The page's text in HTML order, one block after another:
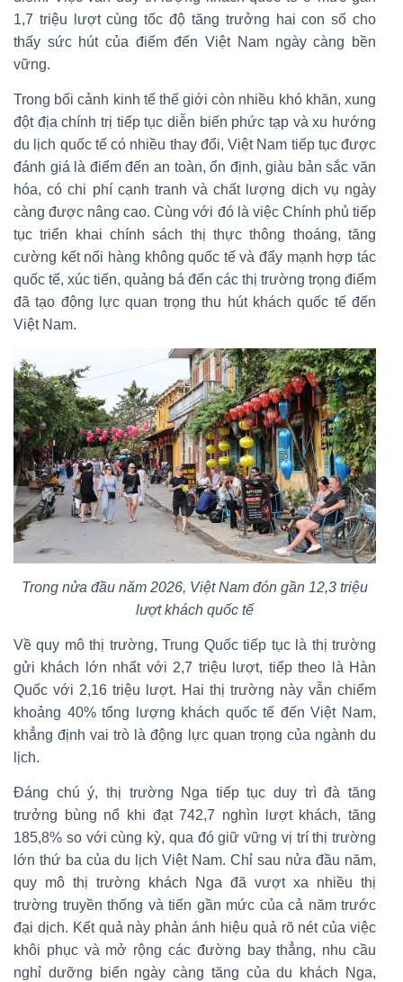
1,7 triệu lượt cùng tốc độ tăng trưởng hai con số cho
thấy sức hút của điểm đến Việt Nam ngày càng bền
vững.
Trong bối cảnh kinh tế thế giới còn nhiều khó khăn, xung
đột địa chính trị tiếp tục diễn biến phức tạp và xu hướng
du lịch quốc tế có nhiều thay đổi, Việt Nam tiếp tục được
đánh giá là điểm đến an toàn, ổn định, giàu bản sắc văn
hóa, có chi phí cạnh tranh và chất lượng dịch vụ ngày
càng được nâng cao. Cùng với đó là việc Chính phủ tiếp
tục triển khai chính sách thị thực thông thoáng, tăng
cường kết nối hàng không quốc tế và đẩy mạnh hợp tác
quốc tế, xúc tiến, quảng bá đến các thị trường trọng điểm
đã tạo động lực quan trọng thu hút khách quốc tế đến
Việt Nam.
Trong nửa đầu năm 2026, Việt Nam đón gần 12,3 triệu
lượt khách quốc tế
Về quy mô thị trường, Trung Quốc tiếp tục là thị trường
gửi khách lớn nhất với 2,7 triệu lượt, tiếp theo là Hàn
Quốc với 2,16 triệu lượt. Hai thị trường này vẫn chiếm
khoảng 40% tổng lượng khách quốc tế đến Việt Nam,
khẳng định vai trò là động lực quan trọng của ngành du
lịch.
Đáng chú ý, thị trường Nga tiếp tục duy trì đà tăng
trưởng bùng nổ khi đạt 742,7 nghìn lượt khách, tăng
185,8% so với cùng kỳ, qua đó giữ vững vị trí thị trường
lớn thứ ba của du lịch Việt Nam. Chỉ sau nửa đầu năm,
quy mô thị trường khách Nga đã vượt xa nhiều thị
trường truyền thống và tiến gần mức của cả năm trước
đại dịch. Kết quả này phản ánh hiệu quả rõ nét của việc
khôi phục và mở rộng các đường bay thẳng, nhu cầu
nghỉ dưỡng biển ngày càng tăng của du khách Nga,